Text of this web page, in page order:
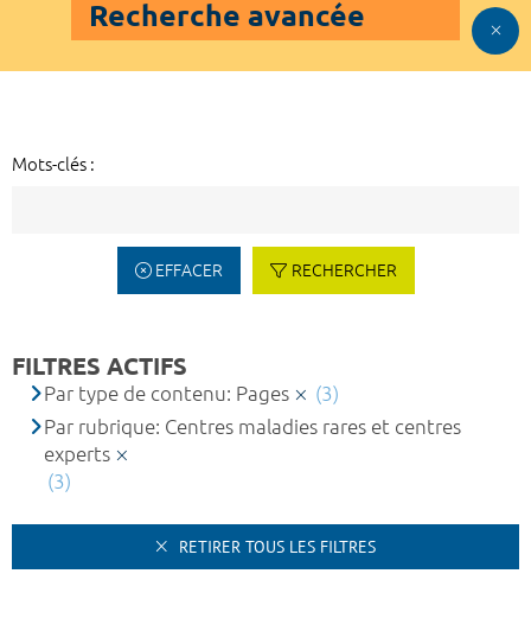
Recherche avancée
Mots-clés :
EFFACER RECHERCHER
FILTRES ACTIFS
Par type de contenu: Pages
(3)
Par rubrique: Centres maladies rares et centres
experts
(3)
RETIRER TOUS LES FILTRES